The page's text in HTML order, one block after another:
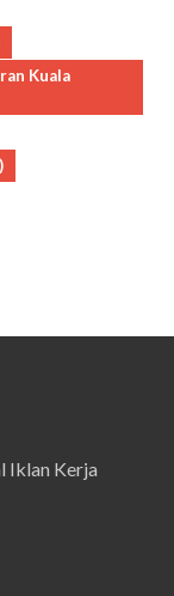
Kuala
Iklan Kerja